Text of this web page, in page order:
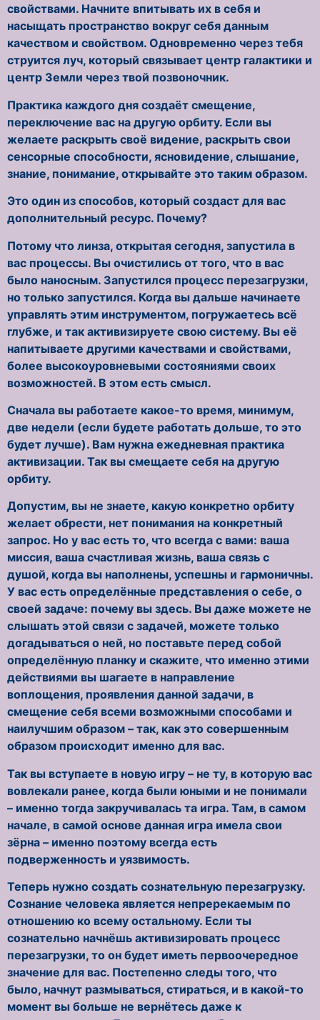
свойствами. Начните впитывать их в себя и
насыщать пространство вокруг себя данным
качеством и свойством. Одновременно через тебя
струится луч, который связывает центр галактики и
центр Земли через твой позвоночник.
Практика каждого дня создаёт смещение,
переключение вас на другую орбиту. Если вы
желаете раскрыть своё видение, раскрыть свои
сенсорные способности, ясновидение, слышание,
знание, понимание, открывайте это таким образом.
Это один из способов, который создаст для вас
дополнительный ресурс. Почему?
Потому что линза, открытая сегодня, запустила в
вас процессы. Вы очистились от того, что в вас
было наносным. Запустился процесс перезагрузки,
но только запустился. Когда вы дальше начинаете
управлять этим инструментом, погружаетесь всё
глубже, и так активизируете свою систему. Вы её
напитываете другими качествами и свойствами,
более высокоуровневыми состояниями своих
возможностей. В этом есть смысл.
Сначала вы работаете какое-то время, минимум,
две недели (если будете работать дольше, то это
будет лучше). Вам нужна ежедневная практика
активизации. Так вы смещаете себя на другую
орбиту.
Допустим, вы не знаете, какую конкретно орбиту
желает обрести, нет понимания на конкретный
запрос. Но у вас есть то, что всегда с вами: ваша
миссия, ваша счастливая жизнь, ваша связь с
душой, когда вы наполнены, успешны и гармоничны.
У вас есть определённые представления о себе, о
своей задаче: почему вы здесь. Вы даже можете не
слышать этой связи с задачей, можете только
догадываться о ней, но поставьте перед собой
определённую планку и скажите, что именно этими
действиями вы шагаете в направление
воплощения, проявления данной задачи, в
смещение себя всеми возможными способами и
наилучшим образом – так, как это совершенным
образом происходит именно для вас.
Так вы вступаете в новую игру – не ту, в которую вас
вовлекали ранее, когда были юными и не понимали
– именно тогда закручивалась та игра. Там, в самом
начале, в самой основе данная игра имела свои
зёрна – именно поэтому всегда есть
подверженность и уязвимость.
Теперь нужно создать сознательную перезагрузку.
Сознание человека является непререкаемым по
отношению ко всему остальному. Если ты
сознательно начнёшь активизировать процесс
перезагрузки, то он будет иметь первоочередное
значение для вас. Постепенно следы того, что
было, начнут размываться, стираться, и в какой-то
момент вы больше не вернётесь даже к